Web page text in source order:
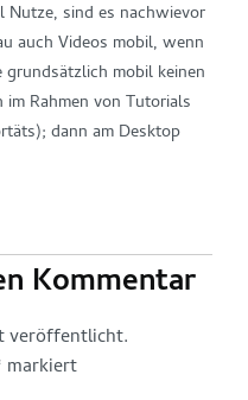
Nutze, sind es nachwievor
auch Videos mobil, wenn
mobil keinen
Rahmen von Tutorials
dann am Desktop
Kommentar
veröffentlicht.
markiert